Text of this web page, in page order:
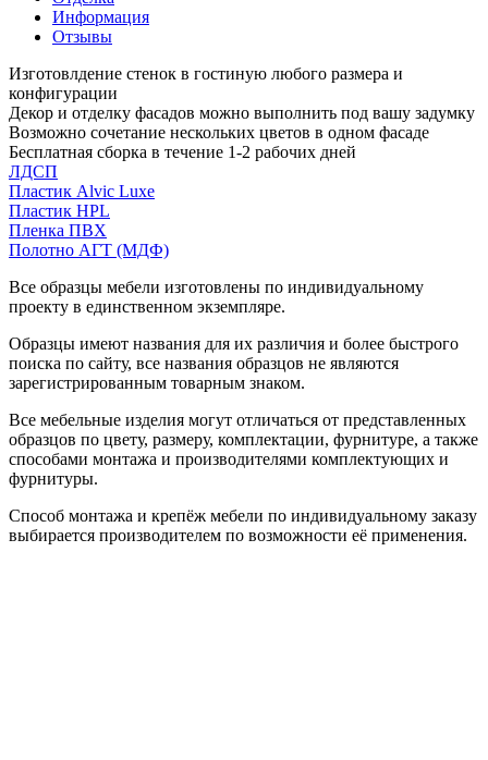
Информация
Отзывы
Изготовлдение стенок в гостиную любого размера и
конфигурации
Декор и отделку фасадов можно выполнить под вашу задумку
Возможно сочетание нескольких цветов в одном фасаде
Бесплатная сборка в течение 1-2 рабочих дней
ЛДСП
Пластик Alvic Luxe
Пластик HPL
Пленка ПВХ
Полотно АГТ (МДФ)
Все образцы мебели изготовлены по индивидуальному
проекту в единственном экземпляре.
Образцы имеют названия для их различия и более быстрого
поиска по сайту, все названия образцов не являются
зарегистрированным товарным знаком.
Все мебельные изделия могут отличаться от представленных
образцов по цвету, размеру, комплектации, фурнитуре, а также
способами монтажа и производителями комплектующих и
фурнитуры.
Способ монтажа и крепёж мебели по индивидуальному заказу
выбирается производителем по возможности её применения.